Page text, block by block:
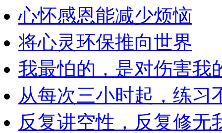
心怀感恩能减少烦恼
将心灵环保推向世界
我最怕的，是对伤害我
从每次三小时起，练习
反复讲空性，反复修无